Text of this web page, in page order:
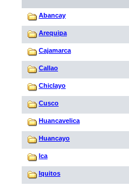
Abancay
Arequipa
Cajamarca
Callao
Chiclayo
Cusco
Huancavelica
Huancayo
Ica
Iquitos